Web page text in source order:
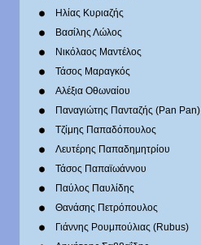
Ηλίας Κυριαζής
Βασίλης Λώλος
Νικόλαος Μαντέλος
Τάσος Μαραγκός
Αλέξια Οθωναίου
Παναγιώτης Πανταζής (Pan Pan)
Τζίμης Παπαδόπουλος
Λευτέρης Παπαδημητρίου
Τάσος Παπαϊωάννου
Παύλος Παυλίδης
Θανάσης Πετρόπουλος
Γιάννης Ρουμπούλιας (Rubus)